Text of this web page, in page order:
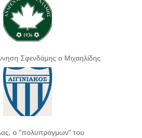
Σφενδάμης ο Μιχαηλίδης
ο “πολυπράγμων” του